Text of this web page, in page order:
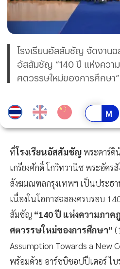
โรงเรียนอัสสัมชัญ จัดงานฉ
อัสสัมชัญ “140 ปี แห่งควา
ศตวรรษใหม่ของการศึกษา”
ที่โรงเรียนอัสสัมชัญพระคาร์ดิ
เกรียงศักดิ์ โกวิทวานิช พระอัค
สังฆมณฑลกรุงเทพฯ เป็นประ
เนื่องในโอกาสฉลองครบรอบ
สัมชัญ “140 ปี แห่งความภา
ศตวรรษใหม่ของการศึกษา”
Assumption Towards a New
พร้อมด้วย อาร์ชบิชอปปีเตอร์ ไบ